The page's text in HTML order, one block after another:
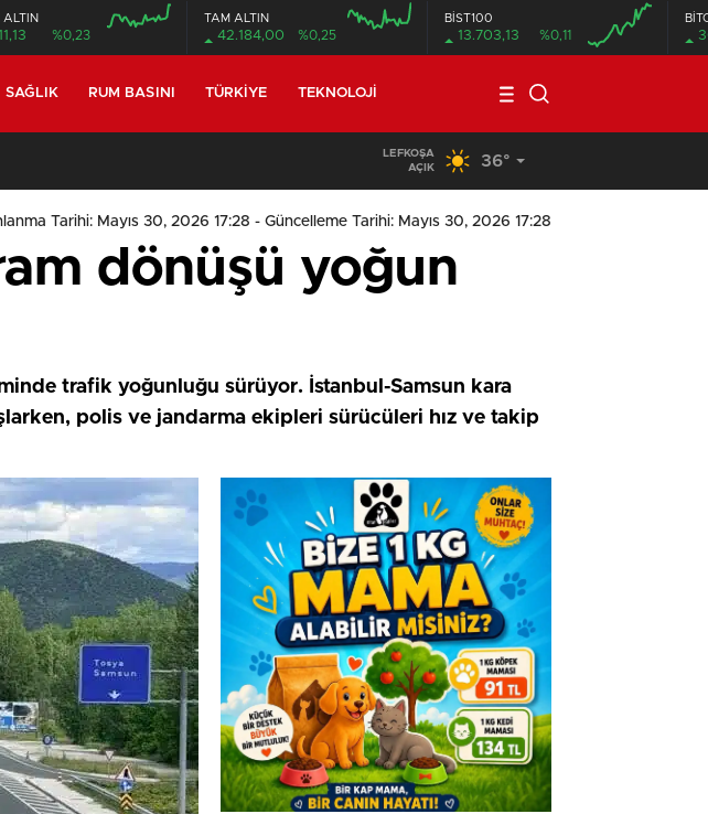
ALTIN
%0,23
TAM ALTIN
42.184,00 %0,25
BİST100
13.703,13 %0,11
SAĞLIK RUM BASINI TÜRKIYE TEKNOLOJI
Seyir Halindeki Araç Alev Aldı, Korku Dolu Anlar
LEFKOŞA
AÇIK
36°
Tarihi: Mayıs 30, 2026 17:28 - Güncelleme Tarihi: Mayıs 30, 2026 17:28
dönüşü yoğun
trafik yoğunluğu sürüyor. İstanbul-Samsun kara
polis ve jandarma ekipleri sürücüleri hız ve takip